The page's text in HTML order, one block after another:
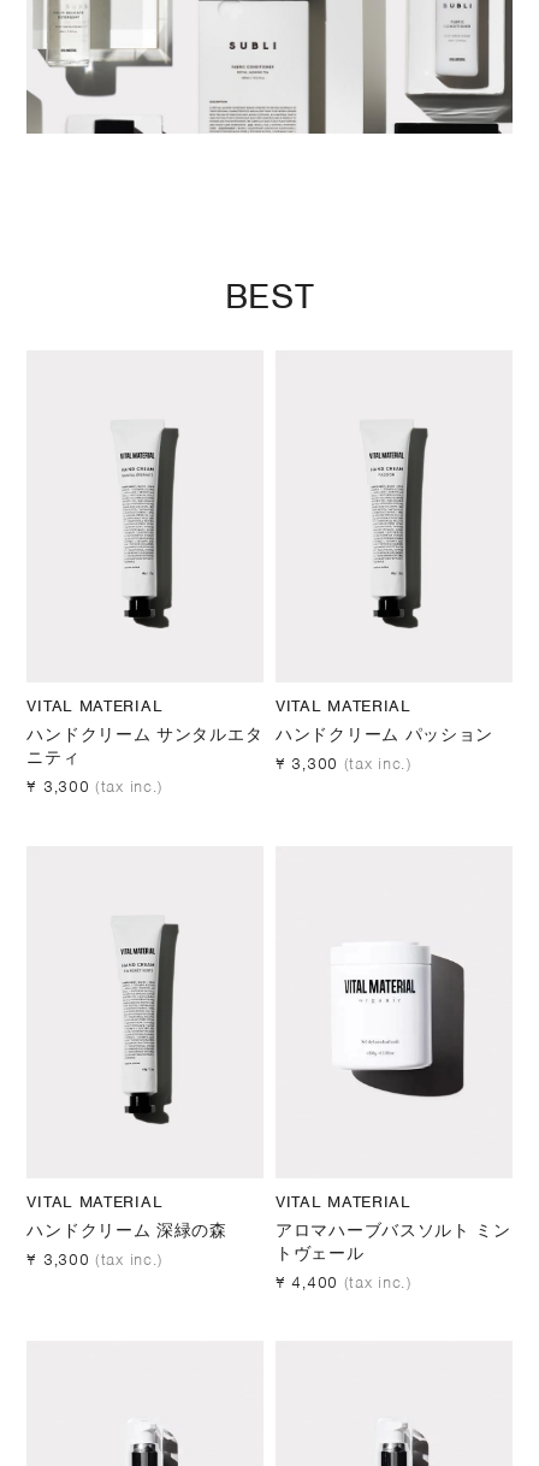
BEST
VITAL MATERIAL
ハンドクリーム サンタルエタ
ニティ
¥ 3,300 (tax inc.)
VITAL MATERIAL
ハンドクリーム パッション
¥ 3,300 (tax inc.)
VITAL MATERIAL
ハンドクリーム 深緑の森
¥ 3,300 (tax inc.)
VITAL MATERIAL
アロマハーブバスソルト ミン
トヴェール
¥ 4,400 (tax inc.)